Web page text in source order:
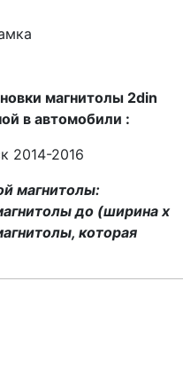
магнитолы 2din
в автомобили :
2014-2016
магнитолы:
до (ширина х
которая